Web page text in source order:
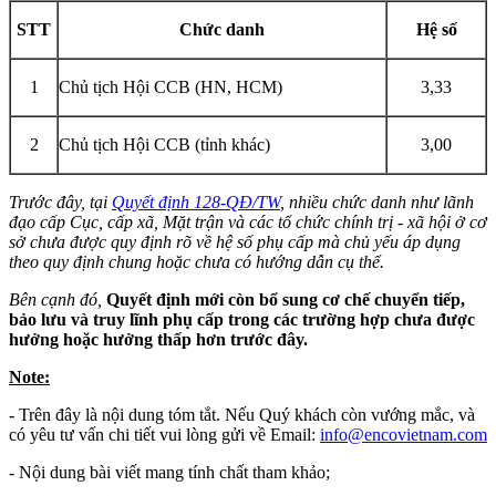
STT Chức danh Hệ số
1 Chủ tịch Hội CCB (HN, HCM) 3,33
2 Chủ tịch Hội CCB (tỉnh khác) 3,00
Trước đây, tại Quyết định 128-QĐ/TW, nhiều chức danh như lãnh
đạo cấp Cục, cấp xã, Mặt trận và các tổ chức chính trị - xã hội ở cơ
sở chưa được quy định rõ về hệ số phụ cấp mà chủ yếu áp dụng
theo quy định chung hoặc chưa có hướng dẫn cụ thể.
Bên cạnh đó, Quyết định mới còn bổ sung cơ chế chuyển tiếp,
bảo lưu và truy lĩnh phụ cấp trong các trường hợp chưa được
hưởng hoặc hưởng thấp hơn trước đây.
Note:
- Trên đây là nội dung tóm tắt. Nếu Quý khách còn vướng mắc, và
có yêu tư vấn chi tiết vui lòng gửi về Email: info​@​encovietnam.com
- Nội dung bài viết mang tính chất tham khảo;